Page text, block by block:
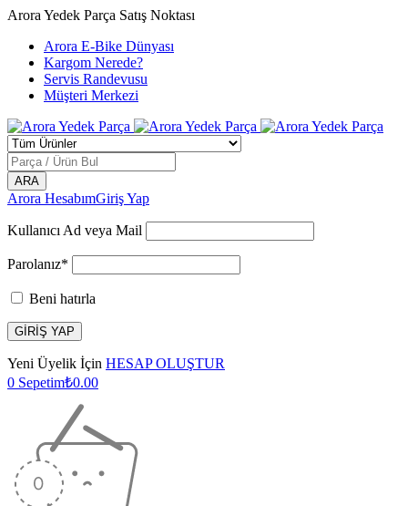
Arora Yedek Parça Satış Noktası
Arora E-Bike Dünyası
Kargom Nerede?
Servis Randevusu
Müşteri Merkezi
Arora HesabımGiriş Yap
Kullanıcı Ad veya Mail
Parolanız*
Beni hatırla
Yeni Üyelik İçin HESAP OLUŞTUR
0 Sepetim₺0.00